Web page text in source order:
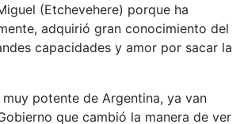
(Etchevehere) porque ha
adquirió gran conocimiento del
capacidades y amor por sacar la
muy potente de Argentina, ya van
que cambió la manera de ver